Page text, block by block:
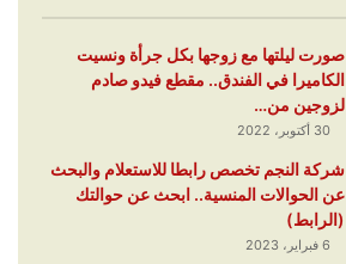
صورت ليلتها مع زوجها بكل جرأة ونسيت
الكاميرا في الفندق.. مقطع فيدو صادم
لزوجين من…
30 أكتوبر، 2022
شركة النجم تخصص رابطا للاستعلام والبحث
عن الحوالات المنسية.. ابحث عن حوالتك
(الرابط)
6 فبراير، 2023